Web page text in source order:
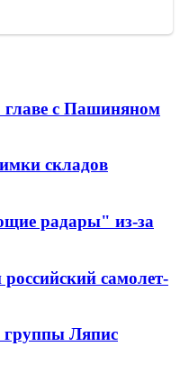
главе с Пашиняном
складов
радары" из-за
самолет-
группы Ляпис